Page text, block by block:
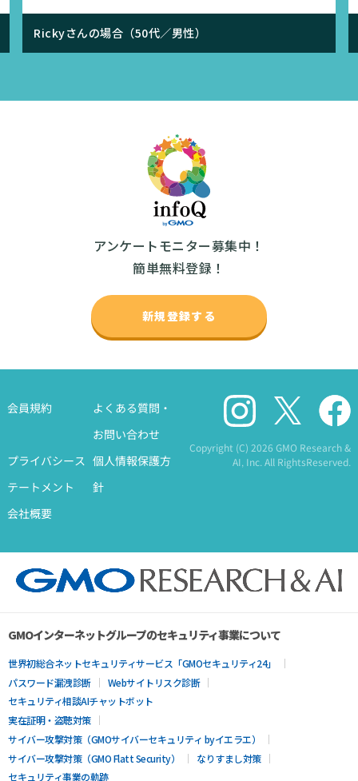
男性） ありささんの場合（20代／女
アンケートモニター募集中！
簡単無料登録！
新規登録する
会員規約
よくある質問・
お問い合わせ
プライバシース
テートメント
個人情報保護方
針
会社概要
Copyright (C)2026 GMO Research &
AI, Inc. All RightsReserved.
GMOインターネットグループのセキュリティ事業について
世界初総合ネットセキュリティサービス「GMOセキュリティ24」
パスワード漏洩診断
Webサイトリスク診断
セキュリティ相談AIチャットボット
実在証明・盗聴対策
サイバー攻撃対策（GMOサイバーセキュリティ byイエラエ）
サイバー攻撃対策（GMO Flatt Security）
なりすまし対策
セキュリティ事業の軌跡